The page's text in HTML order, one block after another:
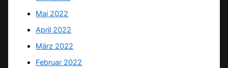
Mai 2022
April 2022
März 2022
Februar 2022